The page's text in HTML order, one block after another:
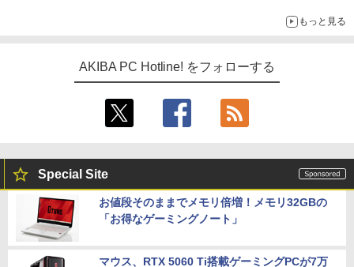
もっと見る
AKIBA PC Hotline! をフォローする
Special Site
お値段そのままでメモリ倍増！メモリ32GBの
「お得なゲーミングノート」
マウス、RTX 5060 Ti搭載ゲーミングPCが7万